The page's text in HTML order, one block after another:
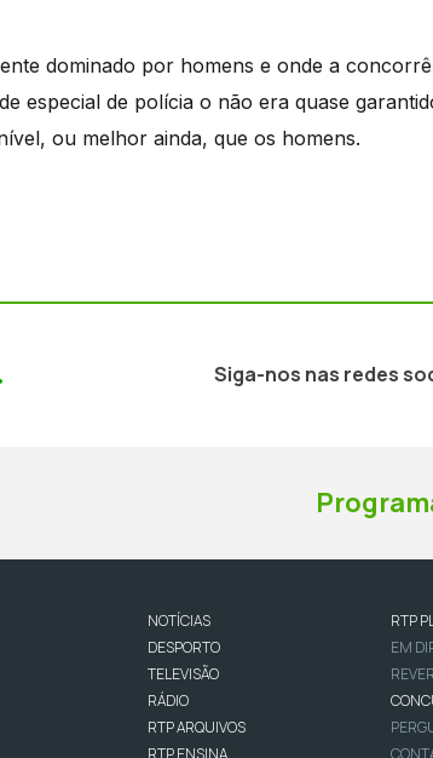
dominado por homens e onde a
especial de polícia o não era quase
ou melhor ainda, que os homens.
Siga-nos nas redes
NOTÍCIAS
DESPORTO
TELEVISÃO
RÁDIO
RTP ARQUIVOS
RTP ENSINA
RTP
EM